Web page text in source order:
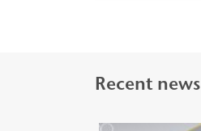
Recent news